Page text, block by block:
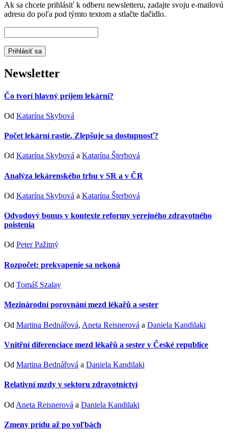
Ak sa chcete prihlásiť k odberu newsletteru, zadajte svoju e-mailovú
adresu do poľa pod týmto textom a stlačte tlačidlo.
Newsletter
Čo tvorí hlavný príjem lekární?
Od Katarína Skybová
Počet lekární rastie. Zlepšuje sa dostupnosť?
Od Katarína Skybová a Katarína Šterbová
Analýza lekárenského trhu v SR a v ČR
Od Katarína Skybová a Katarína Šterbová
Odvodový bonus v kontexte reformy verejného zdravotného
poistenia
Od Peter Pažitný
Rozpočet: prekvapenie sa nekoná
Od Tomáš Szalay
Mezinárodní porovnání mezd lékařů a sester
Od Martina Bednářová, Aneta Reisnerová a Daniela Kandilaki
Vnitřní diferenciace mezd lékařů a sester v České republice
Od Martina Bednářová a Daniela Kandilaki
Relativní mzdy v sektoru zdravotnictví
Od Aneta Reisnerová a Daniela Kandilaki
Zmeny prídu až po voľbách